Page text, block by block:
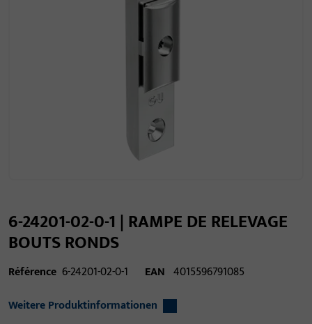
6-24201-02-0-1 | RAMPE DE RELEVAGE
BOUTS RONDS
Référence 6-24201-02-0-1 EAN 4015596791085
Weitere Produktinformationen